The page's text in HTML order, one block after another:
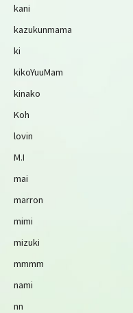
kani
kazukunmama
ki
kikoYuuMam
kinako
Koh
lovin
M.I
mai
marron
mimi
mizuki
mmmm
nami
nn